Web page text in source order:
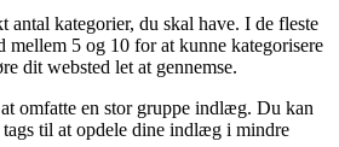
antal kategorier, du skal have. I de fleste
5 og 10 for at kunne kategorisere
dit websted let at gennemse.
omfatte en stor gruppe indlæg. Du kan
til at opdele dine indlæg i mindre